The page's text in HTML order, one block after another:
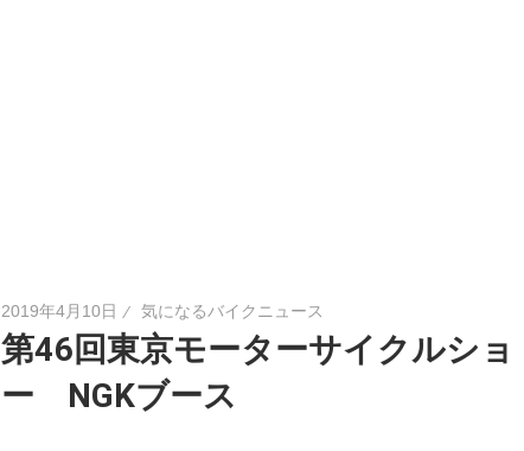
2019年4月10日 気になるバイクニュース
第46回東京モーターサイクルショ
ー NGKブース